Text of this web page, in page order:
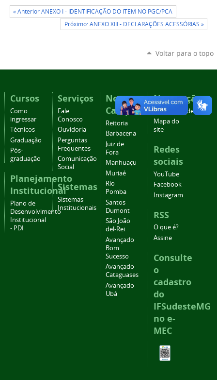
« Anterior ANEXO I - IDENTIFICAÇÃO DO ITEM NO PGC/PCA
Próximo: ANEXO XIII - DECLARAÇÕES ACESSÓRIAS »
Voltar para o topo
Cursos
Como
ingressar
Técnicos
Graduação
Pós-
graduação
Planejamento
Institucional
Plano de
Desenvolvimento
Institucional
- PDI
Serviços
Fale
Conosco
Ouvidoria
Perguntas
Frequentes
Comunicação
Social
Sistemas
Sistemas
Institucionais
Nossos
Campi
Reitoria
Barbacena
Juiz de
Fora
Manhuaçu
Muriaé
Rio
Pomba
Santos
Dumont
São João
del-Rei
Avançado
Bom
Sucesso
Avançado
Cataguases
Avançado
Ubá
Navegação
Acessibilidade
Mapa do
site
Redes
sociais
YouTube
Facebook
Instagram
RSS
O que é?
Assine
Consulte
o
cadastro
do
IFSudesteMG
no e-
MEC